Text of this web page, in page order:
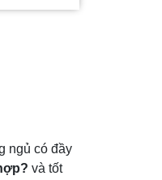
ngủ có đầy
và tốt